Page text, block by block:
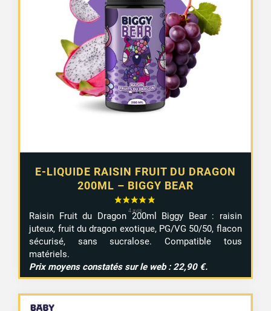
E-LIQUIDE RAISIN FRUIT DU DRAGON
200ML – BIGGY BEAR
Raisin Fruitdu Dragon 200ml Biggy Bear : raisin
juteux, fruitdudragon exotique, PG/VG 50/50, flacon
sécurisé, sanssucralose. Compatible tous
matériels.
Prix moyens constatés surle web :22,90 €.